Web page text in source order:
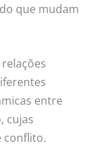
que mudam
entre
cujas
conflito.